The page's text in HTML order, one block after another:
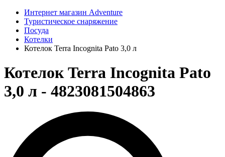
Интернет магазин Adventure
Туристическое снаряжение
Посуда
Котелки
Котелок Terra Incognita Pato 3,0 л
Котелок Terra Incognita Pato
3,0 л - 4823081504863